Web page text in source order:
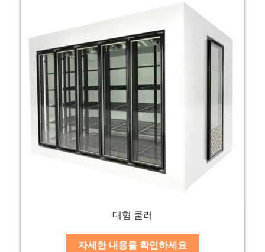
대형 쿨러
자세한 내용을 확인하세요